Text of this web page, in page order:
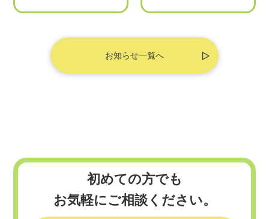
お知らせ一覧へ
初めての方でも
お気軽にご相談ください。